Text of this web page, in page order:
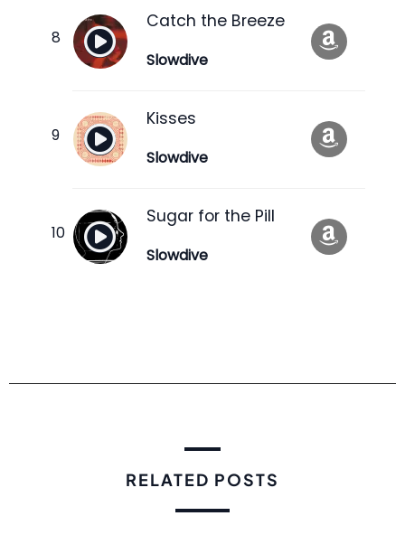
Catch the Breeze
Slowdive
Kisses
Slowdive
Sugar for the Pill
Slowdive
RELATED POSTS